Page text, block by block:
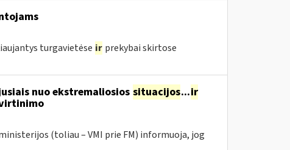
turgavietėse ir prekybai skirtose
nuo ekstremaliosios situacijos...ir
(toliau – VMI prie FM) informuoja, jog